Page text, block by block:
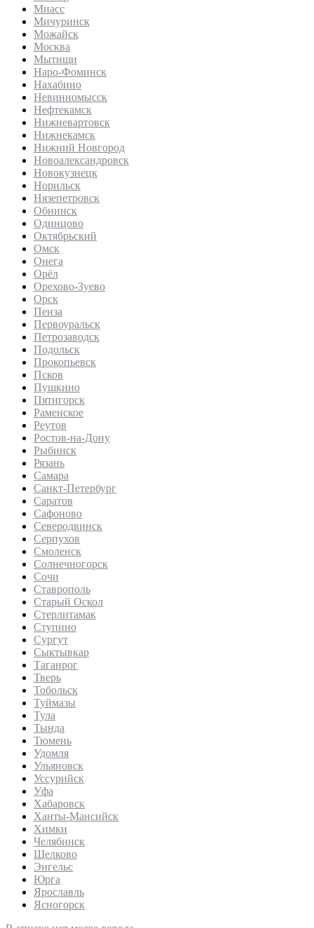
Миасс
Мичуринск
Можайск
Москва
Мытищи
Наро-Фоминск
Нахабино
Невинномысск
Нефтекамск
Нижневартовск
Нижнекамск
Нижний Новгород
Новоалександровск
Новокузнецк
Норильск
Нязепетровск
Обнинск
Одинцово
Октябрьский
Омск
Онега
Орёл
Орехово-Зуево
Орск
Пенза
Первоуральск
Петрозаводск
Подольск
Прокопьевск
Псков
Пушкино
Пятигорск
Раменское
Реутов
Ростов-на-Дону
Рыбинск
Рязань
Самара
Санкт-Петербург
Саратов
Сафоново
Северодвинск
Серпухов
Смоленск
Солнечногорск
Сочи
Ставрополь
Старый Оскол
Стерлитамак
Ступино
Сургут
Сыктывкар
Таганрог
Тверь
Тобольск
Туймазы
Тула
Тында
Тюмень
Удомля
Ульяновск
Уссурийск
Уфа
Хабаровск
Ханты-Мансийск
Химки
Челябинск
Щелково
Энгельс
Юрга
Ярославль
Ясногорск